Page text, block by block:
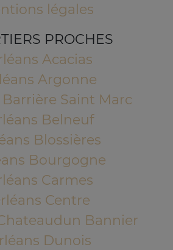
légales
PROCHES
Acacias
Argonne
Saint Marc
Belneuf
Blossières
Bourgogne
Carmes
Centre
Bannier
Dunois